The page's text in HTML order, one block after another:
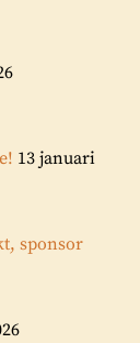
13 januari
sponsor